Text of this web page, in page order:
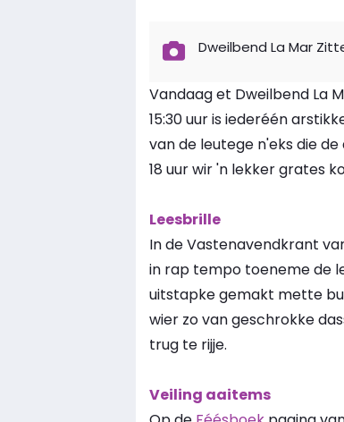
Dweilbend La Mar
Vandaag et Dweilbend La
15:30 uur is iederéén
van de leutege n'eks die
18 uur wir 'n lekker grates
Leesbrille
In de Vastenavendkrant
in rap tempo toeneme de
uitstapke gemakt mette
wier zo van geschrokke
trug te rijje.
Veiling aaitems